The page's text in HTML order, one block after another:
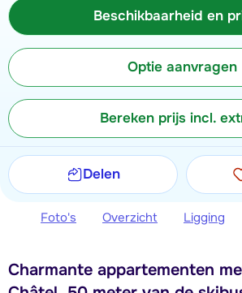
Beschikbaarheid en
Optie aanvragen
Bereken prijs incl.
Delen
Foto's Overzicht Ligging
Charmante appartementen